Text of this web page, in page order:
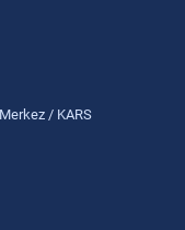
/ KARS